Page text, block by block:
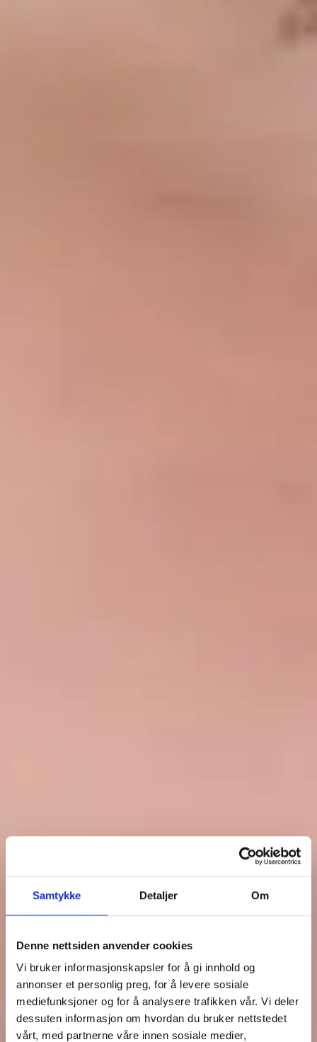
Samtykke Detaljer Om
Denne nettsiden anvender cookies
Vi bruker informasjonskapsler for å gi innhold og
annonser et personlig preg, for å levere sosiale
mediefunksjoner og for å analysere trafikken vår. Vi deler
dessuten informasjon om hvordan du bruker nettstedet
vårt, med partnerne våre innen sosiale medier,